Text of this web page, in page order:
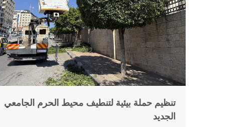
تنظيم حملة بيئية لتنطيف محيط الحرم الجامعي
الجديد